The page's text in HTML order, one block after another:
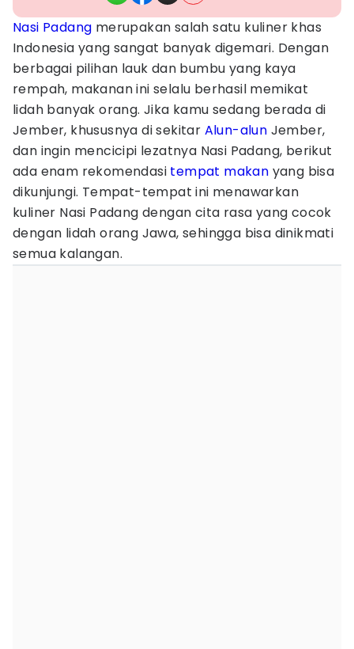
Nasi Padang merupakan salah satu kuliner khas
Indonesia yang sangat banyak digemari. Dengan
berbagai pilihan lauk dan bumbu yang kaya
rempah, makanan ini selalu berhasil memikat
lidah banyak orang. Jika kamu sedang berada di
Jember, khususnya di sekitar Alun-alun Jember,
dan ingin mencicipi lezatnya Nasi Padang, berikut
ada enam rekomendasi tempat makan yang bisa
dikunjungi. Tempat-tempat ini menawarkan
kuliner Nasi Padang dengan cita rasa yang cocok
dengan lidah orang Jawa, sehingga bisa dinikmati
semua kalangan.